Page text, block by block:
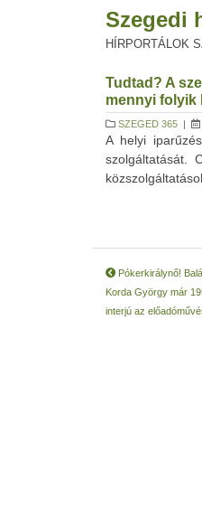
Szegedi
HÍRPORTÁLOK
Tudtad? A
mennyi folyik
SZEGED 365 |
A helyi
szolgáltatását.
Pókerkirálynő!
Korda György már
interjú az